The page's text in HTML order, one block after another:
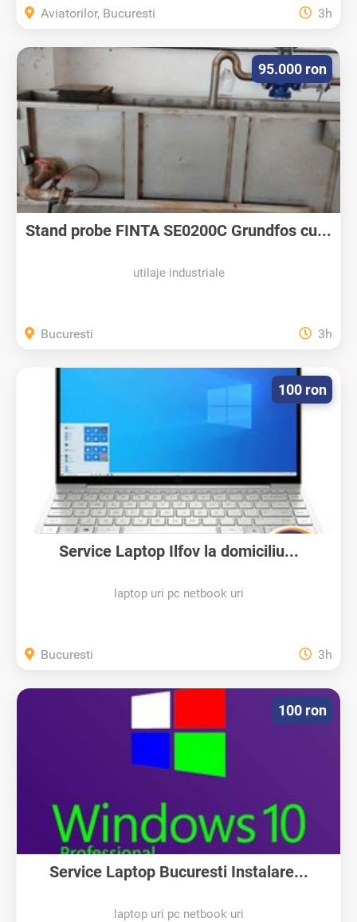
Aviatorilor, Bucuresti 3h
Stand probe FINTA SE0200C Grundfos cu...
utilaje industriale
95.000 ron
Bucuresti 3h
Service Laptop Ilfov la domiciliu...
laptop uri pc netbook uri
100 ron
Bucuresti 3h
Service Laptop Bucuresti Instalare...
laptop uri pc netbook uri
100 ron